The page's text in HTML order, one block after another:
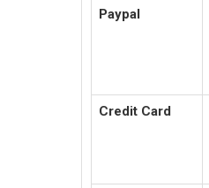
Paypal
Credit Card